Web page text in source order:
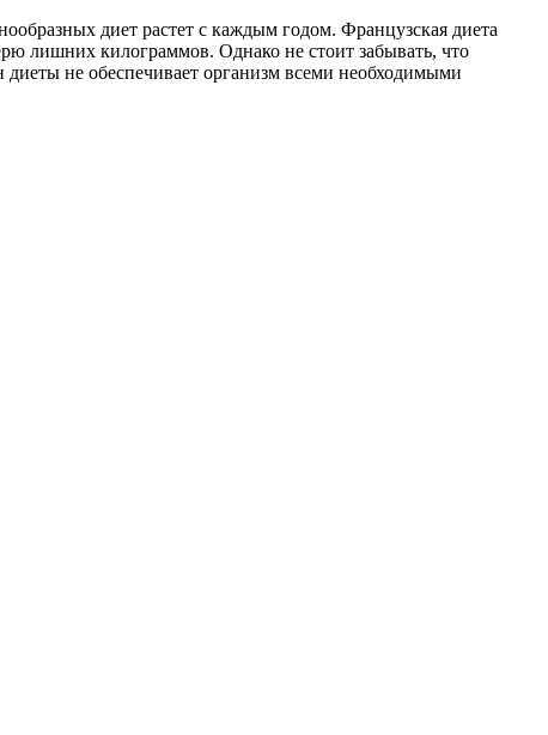
диет растет с каждым годом. Французская диета
лишних килограммов. Однако не стоит забывать, что
диеты не обеспечивает организм всеми необходимыми